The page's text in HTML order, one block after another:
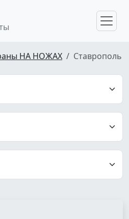
НА НОЖАХ Ставрополь